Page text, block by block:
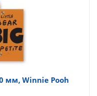
мм, Winnie Pooh